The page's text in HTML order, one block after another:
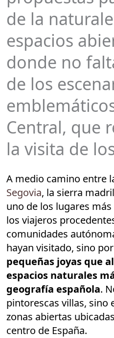
de la
espacios
donde no
de los
Central, que
la visita de
A medio camino entre
Segovia, la sierra
uno de los lugares
los viajeros
comunidades
hayan visitado, sino
pequeñas joyas que
espacios naturales
geografía española.
pintorescas villas, sino
zonas abiertas
centro de España.